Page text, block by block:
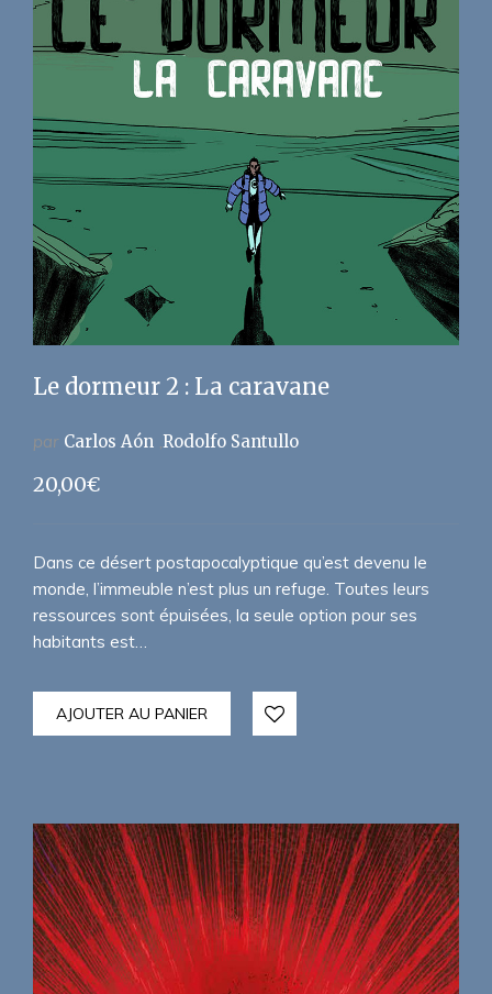
Le dormeur 2 : La caravane
par Carlos Aón Rodolfo Santullo
20,00€
Dans ce désert postapocalyptique qu’est devenu le
monde, l’immeuble n’est plus un refuge. Toutes leurs
ressources sont épuisées, la seule option pour ses
habitants est…
AJOUTER AU PANIER